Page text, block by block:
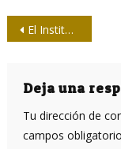
entradas
El Instituto
Deja una
Tu dirección de
campos